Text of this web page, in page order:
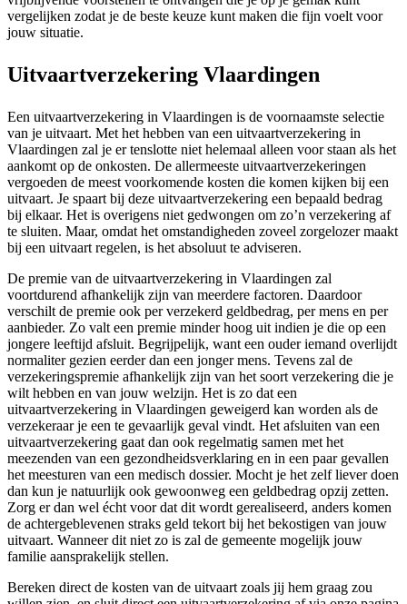
vergelijken zodat je de beste keuze kunt maken die fijn voelt voor
jouw situatie.
Uitvaartverzekering Vlaardingen
Een uitvaartverzekering in Vlaardingen is de voornaamste selectie
van je uitvaart. Met het hebben van een uitvaartverzekering in
Vlaardingen zal je er tenslotte niet helemaal alleen voor staan als het
aankomt op de onkosten. De allermeeste uitvaartverzekeringen
vergoeden de meest voorkomende kosten die komen kijken bij een
uitvaart. Je spaart bij deze uitvaartverzekering een bepaald bedrag
bij elkaar. Het is overigens niet gedwongen om zo’n verzekering af
te sluiten. Maar, omdat het omstandigheden zoveel zorgelozer maakt
bij een uitvaart regelen, is het absoluut te adviseren.
De premie van de uitvaartverzekering in Vlaardingen zal
voortdurend afhankelijk zijn van meerdere factoren. Daardoor
verschilt de premie ook per verzekerd geldbedrag, per mens en per
aanbieder. Zo valt een premie minder hoog uit indien je die op een
jongere leeftijd afsluit. Begrijpelijk, want een ouder iemand overlijdt
normaliter gezien eerder dan een jonger mens. Tevens zal de
verzekeringspremie afhankelijk zijn van het soort verzekering die je
wilt hebben en van jouw welzijn. Het is zo dat een
uitvaartverzekering in Vlaardingen geweigerd kan worden als de
verzekeraar je een te gevaarlijk geval vindt. Het afsluiten van een
uitvaartverzekering gaat dan ook regelmatig samen met het
meezenden van een gezondheidsverklaring en in een paar gevallen
het meesturen van een medisch dossier. Mocht je het zelf liever doen
dan kun je natuurlijk ook gewoonweg een geldbedrag opzij zetten.
Zorg er dan wel écht voor dat dit wordt gerealiseerd, anders komen
de achtergeblevenen straks geld tekort bij het bekostigen van jouw
uitvaart. Wanneer dit niet zo is zal de gemeente mogelijk jouw
familie aansprakelijk stellen.
Bereken direct de kosten van de uitvaart zoals jij hem graag zou